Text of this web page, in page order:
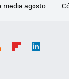
media agosto